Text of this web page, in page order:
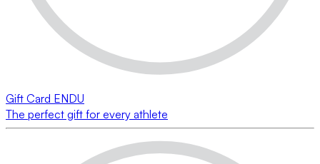
Gift Card ENDU
The perfect gift for every athlete